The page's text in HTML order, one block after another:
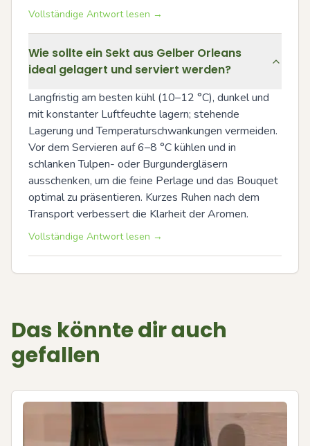
Vollständige Antwort lesen →
Wie sollte ein Sekt aus Gelber Orleans
ideal gelagert und serviert werden?
Langfristig am besten kühl (10–12 °C), dunkel und
mit konstanter Luftfeuchte lagern; stehende
Lagerung und Temperaturschwankungen vermeiden.
Vor dem Servieren auf 6–8 °C kühlen und in
schlanken Tulpen- oder Burgundergläsern
ausschenken, um die feine Perlage und das Bouquet
optimal zu präsentieren. Kurzes Ruhen nach dem
Transport verbessert die Klarheit der Aromen.
Vollständige Antwort lesen →
Das könnte dir auch
gefallen